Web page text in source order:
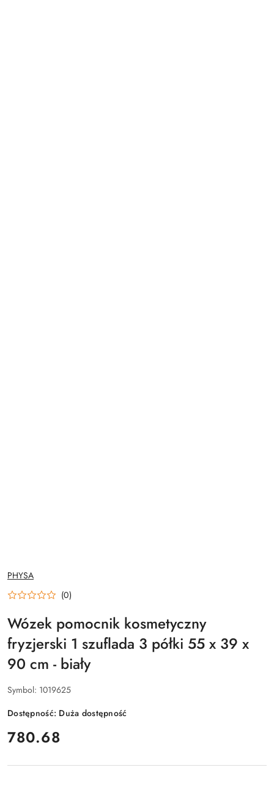
NAZWA
PRODUCENTA:
PHYSA
(0)
Wózek pomocnik kosmetyczny
fryzjerski 1 szuflada 3 półki 55 x 39 x
90 cm - biały
Symbol: 1019625
Dostępność: Duża dostępność
cena:
780.68